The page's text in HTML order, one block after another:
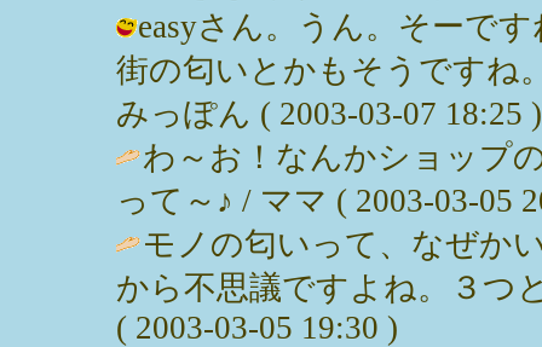
easyさん。うん。そーで
街の匂いとかもそうですね
みっぽん ( 2003-03-07 18:25 )
わ～お！なんかショップ
って～♪ / ママ ( 2003-03-05
モノの匂いって、なぜか
から不思議ですよね。３つ
( 2003-03-05 19:30 )